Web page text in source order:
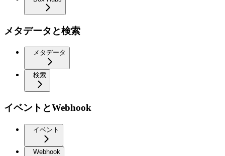
メタデータと検索
メタデータ
検索
イベントとWebhook
イベント
Webhook